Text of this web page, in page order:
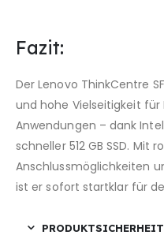
Fazit:
Der Lenovo ThinkCentre
und hohe Vielseitigkeit
Anwendungen – dank Intel
schneller 512 GB SSD. Mit
Anschlussmöglichkeiten
ist er sofort startklar für
PRODUKTSICHERHEIT